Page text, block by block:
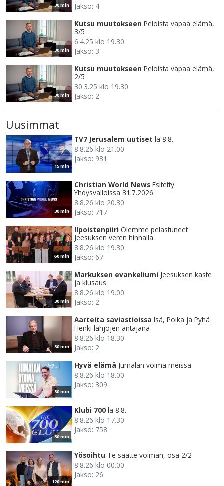
30 min
Jakso: 4
30 min
Kutsu muutokseen Peloista vapaa elämä,
3/5
6.4.25 klo 19.30
Jakso: 3
30 min
Kutsu muutokseen Peloista vapaa elämä,
2/5
30.3.25 klo 19.30
Jakso: 2
Uusimmat
15 min
TV7 Jerusalem uutiset la 8.8.
8.8.26 klo 21.00
Jakso: 931
30 min
Christian World News Esitetty
Yhdysvalloissa 31.7.2026
8.8.26 klo 20.30
Jakso: 717
60 min
Ilpoistenpiiri Olemme pelastuneet
Jeesuksen veren hinnalla
8.8.26 klo 19.30
Jakso: 67
30 min
Markuksen evankeliumi Jeesuksen kaste
ja kiusaus
8.8.26 klo 19.00
Jakso: 2
30 min
Aarteita saviastioissa Isä, Poika ja Pyhä
Henki lahjojen antajana
8.8.26 klo 18.30
Jakso: 2
30 min
Hyvä elämä Jumalan voima meissä
8.8.26 klo 18.00
Jakso: 309
30 min
Klubi 700 la 8.8.
8.8.26 klo 17.30
Jakso: 758
120 min
Yösoihtu Te saatte voiman, osa 2/2
8.8.26 klo 00.00
Jakso: 26